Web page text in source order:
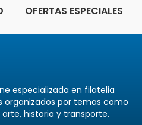
OFERTAS ESPECIALES
especializada en filatelia
por temas como
historia y transporte.